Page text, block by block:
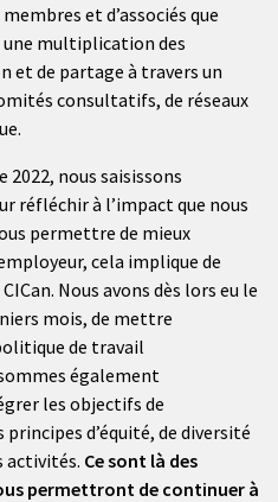
et d’associés que
multiplication des
et de partage à travers un
consultatifs, de réseaux
nous saisissons
réfléchir à l’impact que nous
permettre de mieux
cela implique de
Nous avons dès lors eu le
mois, de mettre
de travail
également
les objectifs de
d’équité, de diversité
activités. Ce sont là des
permettront de continuer à